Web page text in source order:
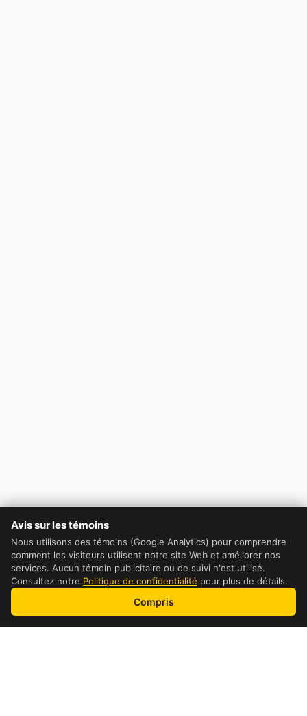
Avis sur les témoins
Nous utilisons des témoins (Google Analytics) pour comprendre
comment les visiteurs utilisent notre site Web et améliorer nos
services. Aucun témoin publicitaire ou de suivi n'est utilisé.
Consultez notre Politique de confidentialité pour plus de détails.
Compris